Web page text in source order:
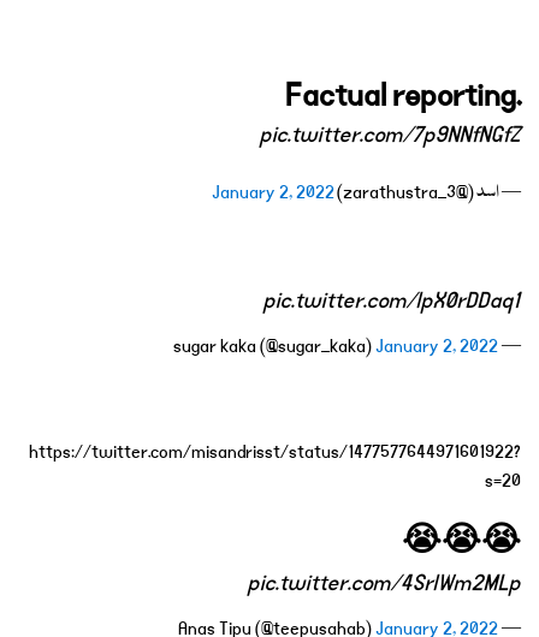
Factual reporting.
pic.twitter.com/7p9NNfNGfZ
— اسد (@zarathustra_3) January 2, 2022
pic.twitter.com/lpX0rDDaq1
— sugar kaka (@sugar_kaka)
January 2, 2022
https://twitter.com/misandrisst/status/1477577644971601922?
s=20
😭😭😭
pic.twitter.com/4SrlWm2MLp
— Anas Tipu (@teepusahab)
January 2, 2022